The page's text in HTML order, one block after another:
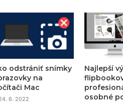
odstrániť snímky
na
Mac
6. 2022
Najlepší
osobné